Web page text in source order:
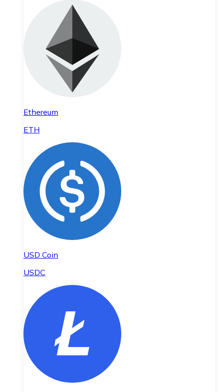
Ethereum
ETH
USD Coin
USDC